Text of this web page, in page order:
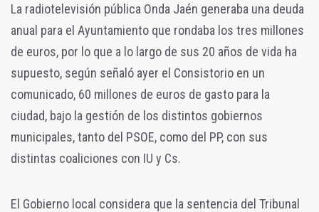
La radiotelevisión pública Onda Jaén generaba una deuda
anual para el Ayuntamiento que rondaba los tres millones
de euros, por lo que a lo largo de sus 20 años de vida ha
supuesto, según señaló ayer el Consistorio en un
comunicado, 60 millones de euros de gasto para la
ciudad, bajo la gestión de los distintos gobiernos
municipales, tanto del PSOE, como del PP, con sus
distintas coaliciones con IU y Cs.
El Gobierno local considera que la sentencia del Tribunal